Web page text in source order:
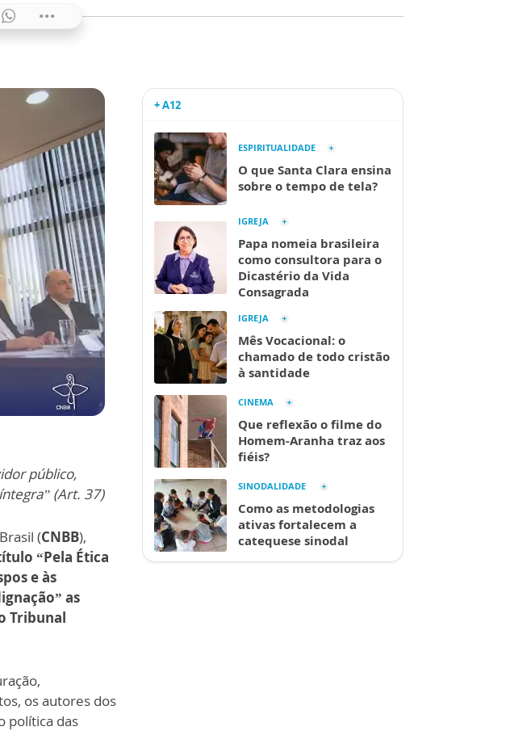
público,
(Art. 37)
(CNBB),
“Pela Ética
e às
as
Tribunal
os autores dos
política das
+ A12
ESPIRITUALIDADE
O que Santa Clara ensina
sobre o tempo de tela?
IGREJA
Papa nomeia brasileira
como consultora para o
Dicastério da Vida
Consagrada
IGREJA
Mês Vocacional: o
chamado de todo cristão
à santidade
CINEMA
Que reflexão o filme do
Homem-Aranha traz aos
fiéis?
SINODALIDADE
Como as metodologias
ativas fortalecem a
catequese sinodal